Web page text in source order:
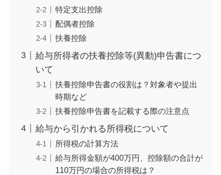
特定支出控除
配偶者控除
扶養控除
給与所得者の扶養控除等(異動)申告書につ
いて
扶養控除申告書の役割は？対象者や提出
時期など
扶養控除申告書を記載する際の注意点
給与から引かれる所得税について
所得税の計算方法
給与所得金額が400万円、控除額の合計が
110万円の場合の所得税は？